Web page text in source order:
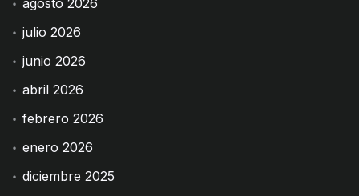
agosto 2026
julio 2026
junio 2026
abril 2026
febrero 2026
enero 2026
diciembre 2025